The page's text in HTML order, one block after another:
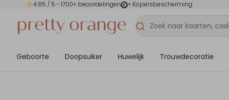
4.65 / 5 - 1700+ beoordelingen + Kopersbescherming
Geboorte Doopsuiker Huwelijk Trouwdecoratie